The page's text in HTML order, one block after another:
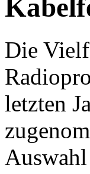
Die
letzten